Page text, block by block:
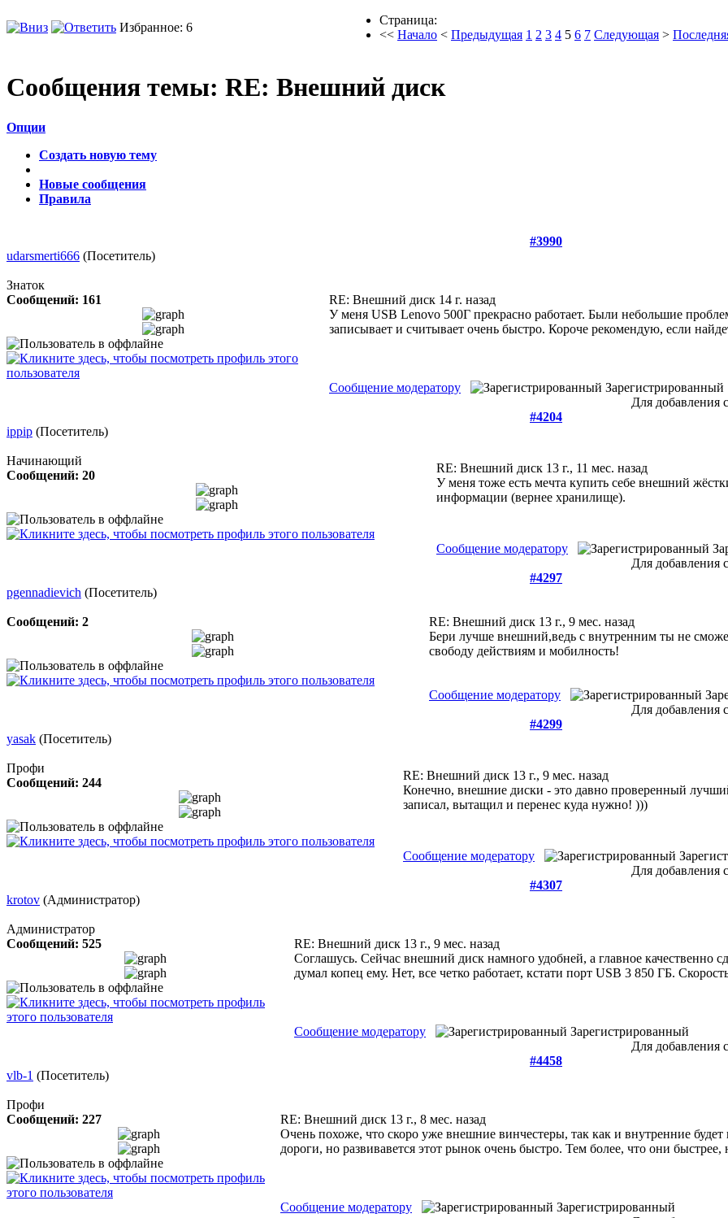
Избранное: 6
Страница:
<< Начало < Предыдущая 1 2 3 4 5 6 7 Следующая >
Сообщения темы: RE: Внешний диск
Опции
Создать новую тему
Новые сообщения
Правила
#3990
udarsmerti666 (Посетитель)
Знаток
Сообщений: 161
RE: Внешний диск 14 г. назад
У меня USB Lenovo 500Г прекрасно работает. Были небольшие
записывает и считывает очень быстро. Короче рекомендую, если
Сообщение модератору
Зарегистрированный
Для добавления
#4204
ippip (Посетитель)
Начинающий
Сообщений: 20
RE: Внешний диск 13 г., 11 мес. назад
У меня тоже есть мечта купить себе внешний
информации (вернее хранилище).
Сообщение модератору
Для добавления
#4297
pgennadievich (Посетитель)
Сообщений: 2 RE: Внешний диск 13 г., 9 мес. назад
Бери лучше внешний,ведь с внутренним ты не
свободу действиям и мобилность!
Сообщение модератору
Для добавления
#4299
yasak (Посетитель)
Профи
Сообщений: 244
RE: Внешний диск 13 г., 9 мес. назад
Конечно, внешние диски - это давно проверенный
записал, вытащил и перенес куда нужно! )))
Сообщение модератору
Для добавления
#4307
krotov (Администратор)
Администратор
Сообщений: 525
RE: Внешний диск 13 г., 9 мес. назад
Соглашусь. Сейчас внешний диск намного удобней, а главное качественно
думал копец ему. Нет, все четко работает, кстати порт USB 3 850 ГБ.
Сообщение модератору
Зарегистрированный
Для добавления
#4458
vlb-1 (Посетитель)
Профи
Сообщений: 227
RE: Внешний диск 13 г., 8 мес. назад
Очень похоже, что скоро уже внешние винчестеры, так как и внутренние
дороги, но развивавется этот рынок очень быстро. Тем более, что они
Сообщение модератору
Зарегистрированный